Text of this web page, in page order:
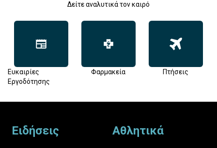
Δείτε αναλυτικά τον καιρό
Ευκαιρίες
Εργοδότησης
Φαρμακεία Πτήσεις
Ειδήσεις Αθλητικά